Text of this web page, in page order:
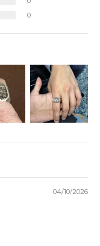
0
04/10/2026